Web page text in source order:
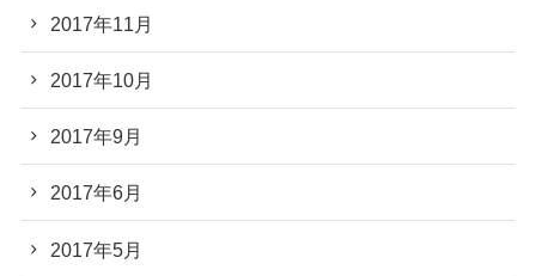
2017年11月
2017年10月
2017年9月
2017年6月
2017年5月